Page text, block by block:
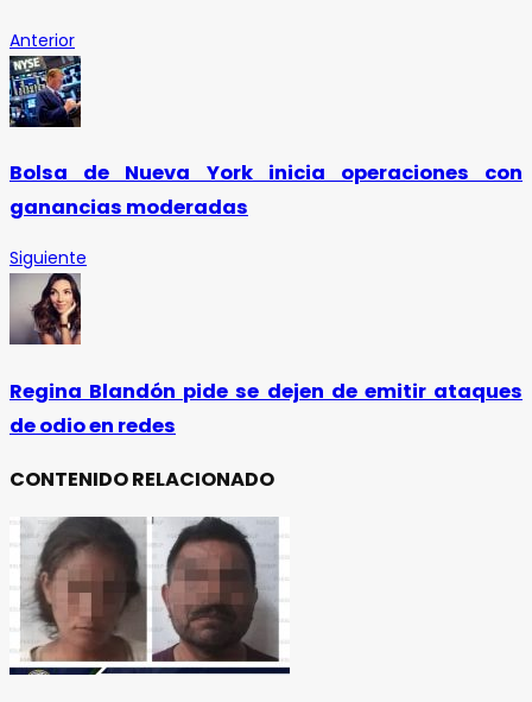
Anterior
Bolsa de Nueva York inicia operaciones con
ganancias moderadas
Siguiente
Regina Blandón pide se dejen de emitir ataques
de odio en redes
CONTENIDO RELACIONADO